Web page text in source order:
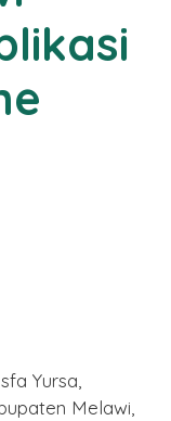
Yursa,
Melawi,